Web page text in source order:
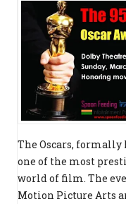
The Oscars, formally
one of the most
world of film. The
Motion Picture Arts